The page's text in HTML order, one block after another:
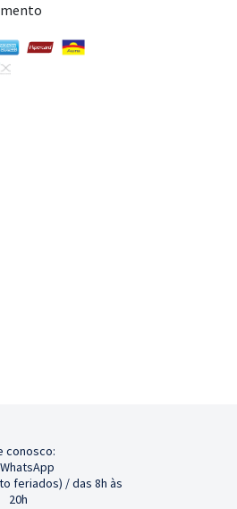
conosco:
WhatsApp
feriados) / das 8h às
20h